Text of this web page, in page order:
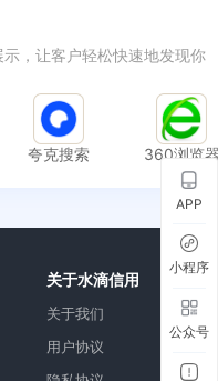
，让客户轻松快速地发现你
夸克搜索 360浏览
关于水滴信用
关于我们
用户协议
APP
小程序
公众号